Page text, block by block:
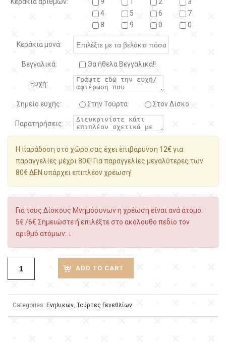
Κεράκια αριθμών:
9
1 2
3
4
5 6
7
8
9 0 0
Κεράκια μονά:
Βεγγαλικά: Θα ήθελα Βεγγαλικά!!
Ευχή:
Σημείο ευχής: Στην Τούρτα Στον Δίσκο
Παρατηρήσεις:
Η παράδοση στο χώρο σας έχει επιβάρυνση 12€ για
παραγγελίες μέχρι 80€! Για παραγγελίες μεγαλύτερες των
80€ ΔΕΝ υπάρχει επιπλέον χρέωση!
Για τους Δίσκους Μνημόσυνων η χρέωση είναι ανά άτομο:
5€ /6€ Σημειώστε ή επιλέξτε στο ακόλουθο πεδίο τον
αριθμό ατόμων: ↓
ADD TO CART
Categories: Ενηλικων, Τούρτες Γενεθλίων